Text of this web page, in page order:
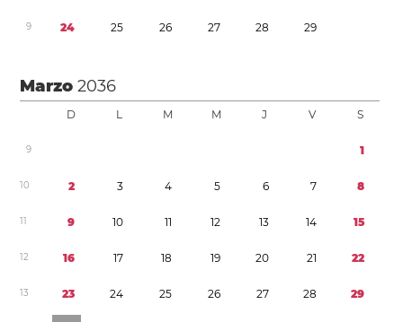
9 24 25 26 27 28 29
Marzo2036
D L M M J V S
9 1
10 2 3 4 5 6 7 8
11 9 10 11 12 13 14 15
12 16 17 18 19 20 21 22
13 23 24 25 26 27 28 29